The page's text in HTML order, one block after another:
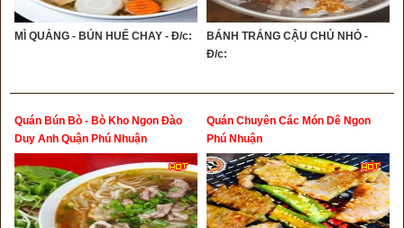
MÌ QUẢNG - BÚN HUẾ CHAY - Đ/c:
BÁNH TRÁNG CẬU CHỦ NHỎ -
Đ/c:
Quán Bún Bò - Bò Kho Ngon Đào
Duy Anh Quận Phú Nhuận
Quán Chuyên Các Món Dê Ngon
Phú Nhuận